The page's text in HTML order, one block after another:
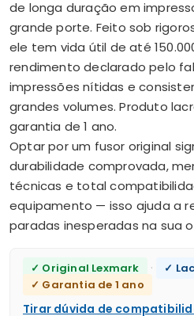
de longa duração em
grande porte. Feito sob
ele tem vida útil de até
rendimento declarado pelo
impressões nítidas e
grandes volumes. Produto
garantia de 1 ano.
Optar por um fusor original
durabilidade comprovada,
técnicas e total
equipamento — isso ajuda a
paradas inesperadas na sua
✓ Original Lexmark · ✓
✓ Garantia de 1 ano
Tirar dúvida de